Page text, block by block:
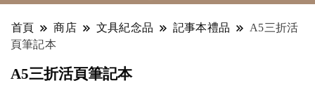
首頁 商店 文具紀念品 記事本禮品
A5三折活
頁筆記本
A5三折活頁筆記本